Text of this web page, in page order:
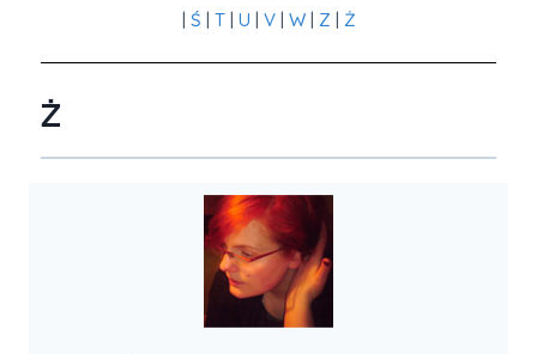
| Ś | T| U | V| W| Z | Ż
Ż